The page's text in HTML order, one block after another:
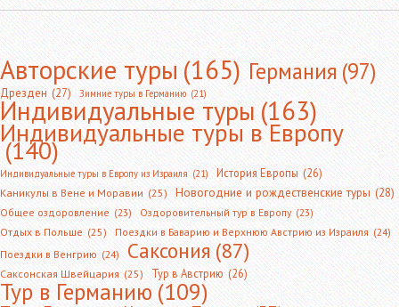
Авторские туры(165) Германия(97)
Дрезден (27) Зимние туры в Германию (21)
Индивидуальные туры(163)
Индивидуальные туры в Европу
(140)
Индивидуальные туры в Европу из Израиля (21) История Европы (26)
Каникулы в Вене и Моравии (25) Новогодние и рождественские туры (28)
Общее оздоровление (23) Оздоровительный тур в Европу (23)
Отдых в Польше (25) Поездки в Баварию и Верхнюю Австрию из Израиля (24)
Поездки в Венгрию (24) Саксония(87)
Саксонская Швейцария (25) Тур в Австрию (26)
Тур в Германию(109)